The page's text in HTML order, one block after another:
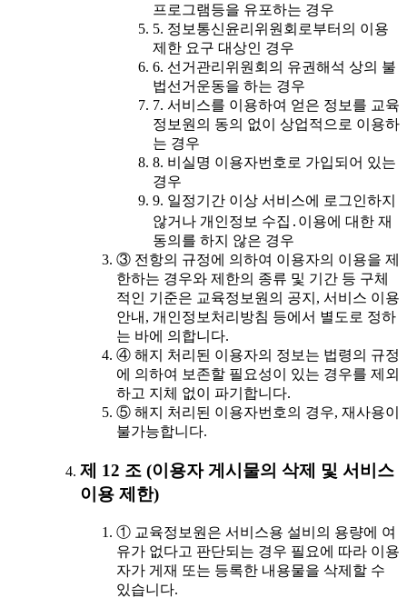
프로그램등을 유포하는 경우
5. 정보통신윤리위원회로부터의 이용
제한 요구 대상인 경우
6. 선거관리위원회의 유권해석 상의 불
법선거운동을 하는 경우
7. 서비스를 이용하여 얻은 정보를 교육
정보원의 동의 없이 상업적으로 이용하
는 경우
8. 비실명 이용자번호로 가입되어 있는
경우
9. 일정기간 이상 서비스에 로그인하지
않거나 개인정보 수집․이용에 대한 재
동의를 하지 않은 경우
③ 전항의 규정에 의하여 이용자의 이용을 제
한하는 경우와 제한의 종류 및 기간 등 구체
적인 기준은 교육정보원의 공지, 서비스 이용
안내, 개인정보처리방침 등에서 별도로 정하
는 바에 의합니다.
④ 해지 처리된 이용자의 정보는 법령의 규정
에 의하여 보존할 필요성이 있는 경우를 제외
하고 지체 없이 파기합니다.
⑤ 해지 처리된 이용자번호의 경우, 재사용이
불가능합니다.
제 12 조 (이용자 게시물의 삭제 및 서비스
이용 제한)
① 교육정보원은 서비스용 설비의 용량에 여
유가 없다고 판단되는 경우 필요에 따라 이용
자가 게재 또는 등록한 내용물을 삭제할 수
있습니다.